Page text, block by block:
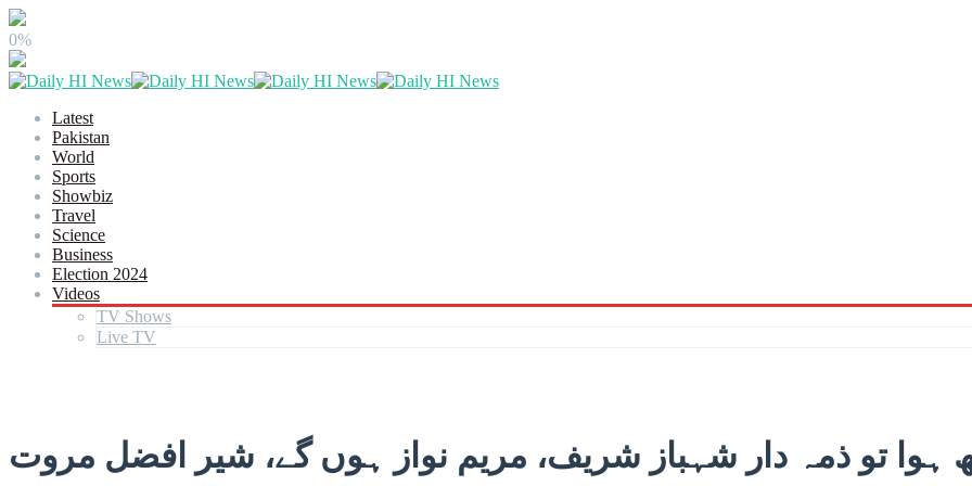
0%
Latest
Pakistan
World
Sports
Showbiz
Travel
Science
Business
Election 2024
Videos
TV Shows
Live TV
ہوا تو ذمہ دار شہباز شریف، مریم نواز ہوں گے، شیر افضل مروت